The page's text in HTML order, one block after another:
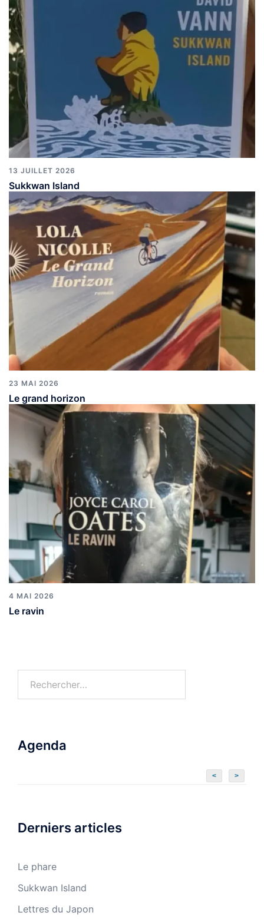
13 JUILLET 2026
Sukkwan Island
23 MAI 2026
Le grand horizon
4 MAI 2026
Le ravin
Agenda
< >
Derniers articles
Le phare
Sukkwan Island
Lettres du Japon